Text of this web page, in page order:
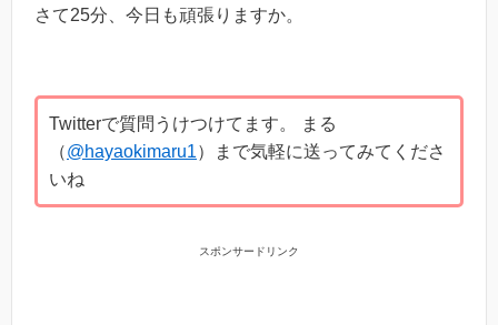
さて25分、今日も頑張りますか。
Twitterで質問うけつけてます。 まる
（@hayaokimaru1）まで気軽に送ってみてくださ
いね
スポンサードリンク